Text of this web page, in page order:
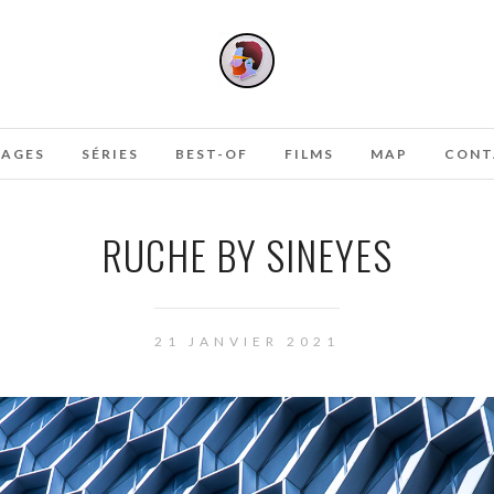
SÉRIES BEST-OF FILMS MAP
RUCHE BY SINEYES
21 JANVIER 2021